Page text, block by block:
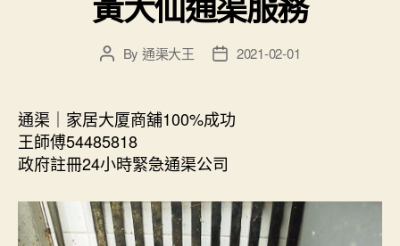
PostBy 通渠大王
Post2021-02-01
通渠｜家居大厦商舖100%成功
王師傅54485818
政府註冊24小時緊急通渠公司